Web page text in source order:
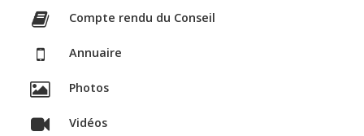
Compte rendu du Conseil
Annuaire
Photos
Vidéos